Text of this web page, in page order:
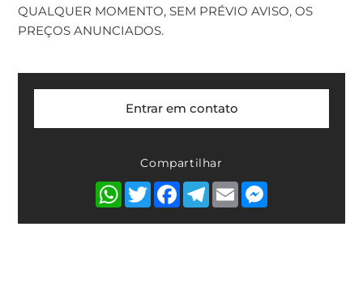
QUALQUER MOMENTO, SEM PRÉVIO AVISO, OS
PREÇOS ANUNCIADOS.
Entrar em contato
Compartilhar
WhatsApp
TwitterFacebook
Telegram
Email